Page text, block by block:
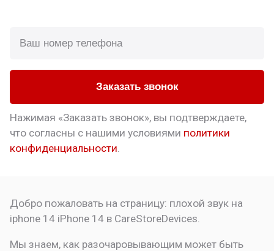
Заказать звонок
Нажимая «Заказать звонок», вы подтверждаете,
что согласны с нашими условиями политики
конфиденциальности.
Добро пожаловать на страницу: плохой звук на
iphone 14 iPhone 14 в CareStoreDevices.
Мы знаем, как разочаровывающим может быть